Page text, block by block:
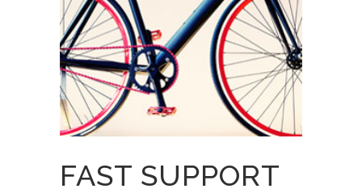
FAST SUPPORT